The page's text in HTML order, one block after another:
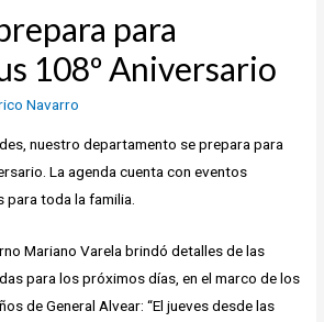
para
108º Aniversario
Navarro
nuestro departamento se prepara para
La agenda cuenta con eventos
toda la familia.
Mariano Varela brindó detalles de las
para los próximos días, en el marco de los
de General Alvear: “El jueves desde las